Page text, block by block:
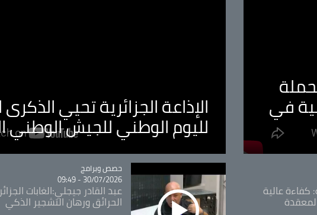
في الإذاعة الجزائرية تحيي
لليوم الوطني للجيش
كفاءة عالية
Catégorie
حصص وبرامج
30/07/2026 - 09:49
عبد القادر جيجلي:الغابات
الحرائق ورهان التشجير الذكي